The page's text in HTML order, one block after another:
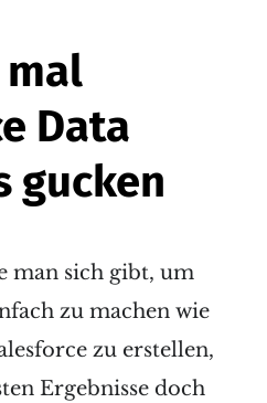
mal
Data
gucken
man sich gibt, um
zu machen wie
zu erstellen,
Ergebnisse doch